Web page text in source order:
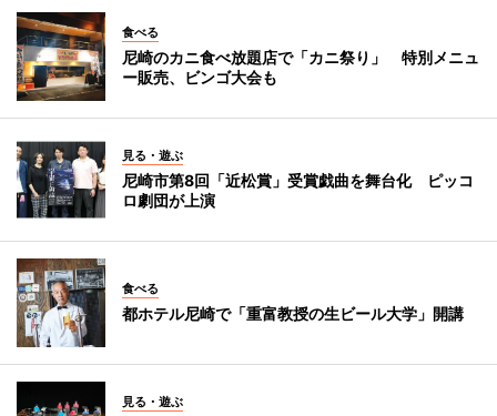
食べる
尼崎のカニ食べ放題店で「カニ祭り」 特別メニュ
ー販売、ビンゴ大会も
見る・遊ぶ
尼崎市第8回「近松賞」受賞戯曲を舞台化 ピッコ
ロ劇団が上演
食べる
都ホテル尼崎で「重富教授の生ビール大学」開講
見る・遊ぶ